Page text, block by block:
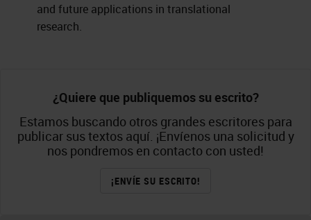
and future applications in translational
research.
¿Quiere que publiquemos su escrito?
Estamos buscando otros grandes escritores para
publicar sus textos aquí. ¡Envíenos una solicitud y
nos pondremos en contacto con usted!
¡ENVÍE SU ESCRITO!